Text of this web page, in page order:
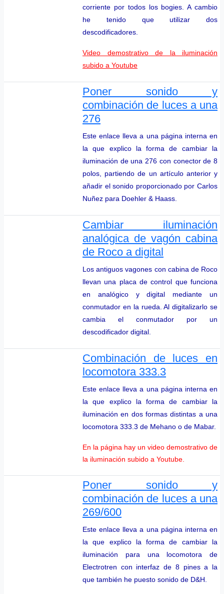
corriente por todos los bogies. A cambio
he tenido que utilizar dos
descodificadores.
Video demostrativo de la iluminación
subido a Youtube
Poner sonido y
combinación de luces a una
276
Este enlace lleva a una página interna en
la que explico la forma de cambiar la
iluminación de una 276 con conector de 8
polos, partiendo de un artículo anterior y
añadir el sonido proporcionado por Carlos
Nuñez para Doehler & Haass.
Cambiar iluminación
analógica de vagón cabina
de Roco a digital
Los antiguos vagones con cabina de Roco
llevan una placa de control que funciona
en analógico y digital mediante un
conmutador en la rueda. Al digitalizarlo se
cambia el conmutador por un
descodificador digital.
Combinación de luces en
locomotora 333.3
Este enlace lleva a una página interna en
la que explico la forma de cambiar la
iluminación en dos formas distintas a una
locomotora 333.3 de Mehano o de Mabar.
En la página hay un video demostrativo de
la iluminación subido a Youtube.
Poner sonido y
combinación de luces a una
269/600
Este enlace lleva a una página interna en
la que explico la forma de cambiar la
iluminación para una locomotora de
Electrotren con interfaz de 8 pines a la
que también he puesto sonido de D&H.